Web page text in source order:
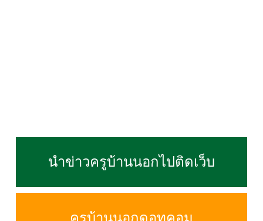
นำข่าวครูบ้านนอกไปติดเว็บ